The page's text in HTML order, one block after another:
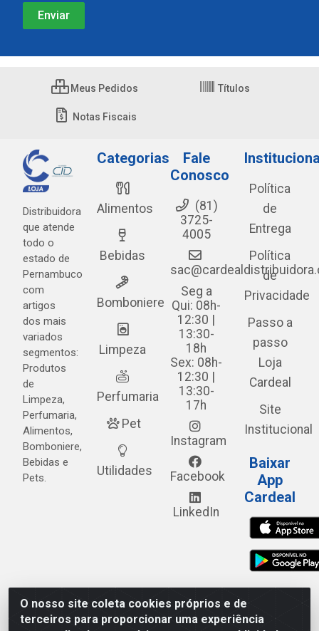
O nosso site coleta cookies próprios e de
terceiros para proporcionar uma experiência
Meus Pedidos Títulos
Notas Fiscais
Distribuidora
que atende
todo o
estado de
Pernambuco
com
artigos
dos mais
variados
segmentos:
Produtos
de
Limpeza,
Perfumaria,
Alimentos,
Bomboniere,
Bebidas e
Pets.
Categorias
Alimentos
Bebidas
Bomboniere
Limpeza
Perfumaria
Pet
Utilidades
Fale
Conosco
(81)
3725-
4005
Seg a
Qui: 08h-
12:30 |
13:30-
18h
Sex: 08h-
12:30 |
13:30-
17h
Instagram
Facebook
LinkedIn
Política
de
Entrega
Política
de
Privacidade
Passo a
passo
Loja
Cardeal
Site
Institucional
Baixar
App
Cardeal
Cardeal Distribuidora - Estrada Alto do Moura, 582 - Alto
do Moura - Caruaru/PE - CEP 55.040-120 - CNPJ